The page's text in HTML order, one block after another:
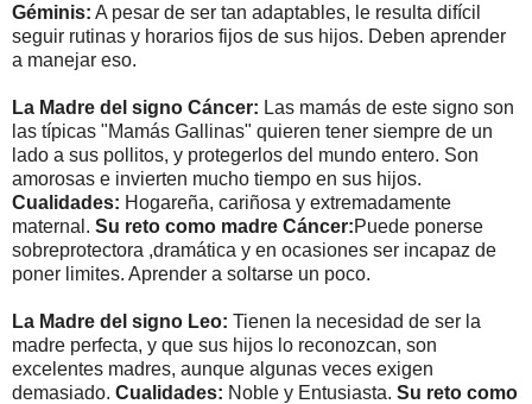
Géminis: A pesar de ser tan adaptables, le resulta difícil
seguir rutinas y horarios fijos de sus hijos. Deben aprender
a manejar eso.
La Madre del signo Cáncer: Las mamás de este signo son
las típicas "Mamás Gallinas" quieren tener siempre de un
lado a sus pollitos, y protegerlos del mundo entero. Son
amorosas e invierten mucho tiempo en sus hijos.
Cualidades: Hogareña, cariñosa y extremadamente
maternal. Su reto como madre Cáncer:Puede ponerse
sobreprotectora ,dramática y en ocasiones ser incapaz de
poner limites. Aprender a soltarse un poco.
La Madre del signo Leo: Tienen la necesidad de ser la
madre perfecta, y que sus hijos lo reconozcan, son
excelentes madres, aunque algunas veces exigen
demasiado. Cualidades: Noble y Entusiasta. Su reto como